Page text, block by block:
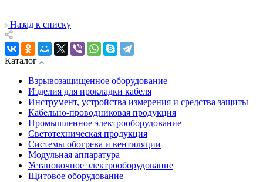
Назад к списку
Каталог
Взрывозащищенное оборудование
Изделия для прокладки кабеля
Инструмент, устройства измерения и средства защиты
Кабельно-проводниковая продукция
Промышленное электрооборудование
Светотехническая продукция
Системы обогрева и вентиляции
Модульная аппаратура
Установочное электрооборудование
Щитовое оборудование